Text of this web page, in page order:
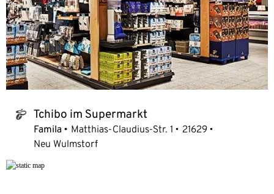
tchibo_logo Tchibo im Supermarkt
Famila Matthias-Claudius-Str. 1
21629
Neu Wulmstorf